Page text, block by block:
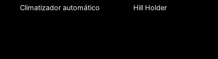
Climatizador automático Hill Holder